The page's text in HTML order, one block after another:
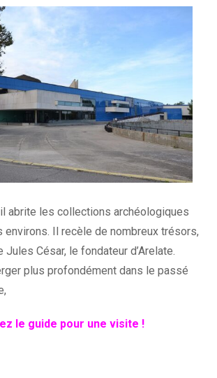
abrite les collections archéologiques
Il recèle de nombreux trésors,
César, le fondateur d’Arelate.
plus profondément dans le passé
le guide pour une visite !